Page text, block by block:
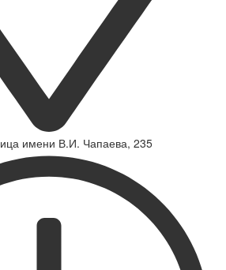
имени В.И. Чапаева, 235